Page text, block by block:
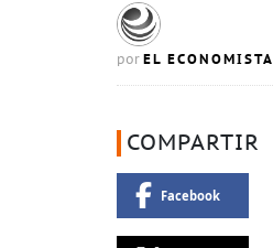
por EL ECONOMISTA
COMPARTIR
Facebook